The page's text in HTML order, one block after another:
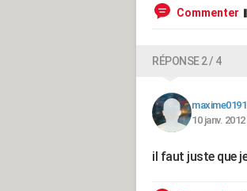
Commenter
RÉPONSE 2 / 4
maxime0191
10 janv.
il faut juste que